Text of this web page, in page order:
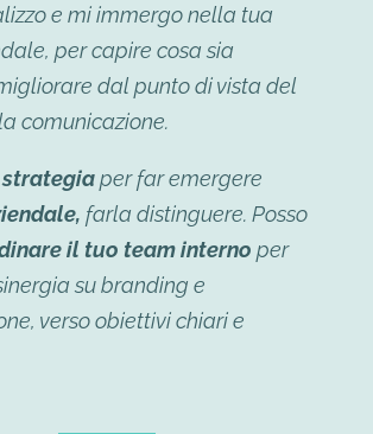
e mi immergo nella tua
per capire cosa sia
dal punto di vista del
comunicazione.
strategiaper far emergere
farla distinguere. Posso
il tuo team interno per
su branding e
verso obiettivi chiari e